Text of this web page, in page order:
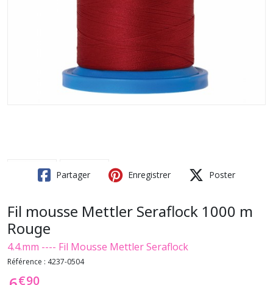
Partager Enregistrer Poster
Fil mousse Mettler Seraflock 1000 m
Rouge
4.4.mm ---- Fil Mousse Mettler Seraflock
Référence : 4237-0504
€90